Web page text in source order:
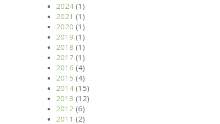
2024 (1)
2021 (1)
2020 (1)
2019 (1)
2018 (1)
2017 (1)
2016 (4)
2015 (4)
2014 (15)
2013 (12)
2012 (6)
2011 (2)